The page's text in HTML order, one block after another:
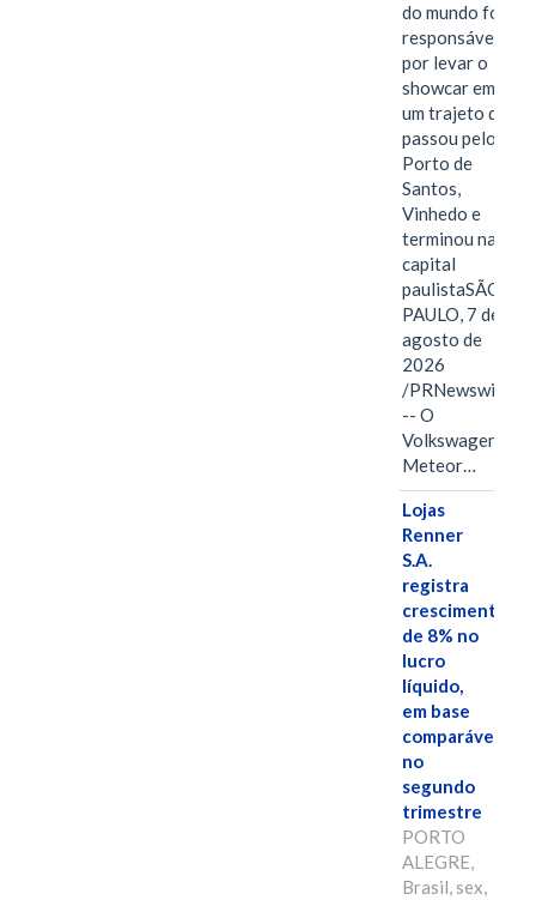
do mundo foi
responsável
por levar o
showcar em
um trajeto que
passou pelo
Porto de
Santos,
Vinhedo e
terminou na
capital
paulistaSÃO
PAULO, 7 de
agosto de
2026
/PRNewswire/
-- O
Volkswagen
Meteor…
Lojas
Renner
S.A.
registra
crescimento
de 8% no
lucro
líquido,
em base
comparável,
no
segundo
trimestre
PORTO
ALEGRE,
Brasil, sex,